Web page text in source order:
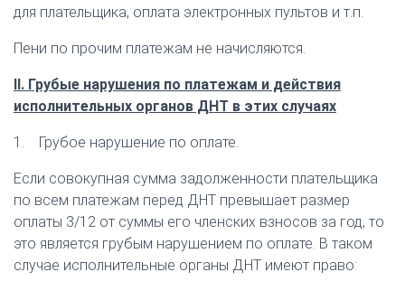
для плательщика, оплата электронных пультов и т.п.
Пени по прочим платежам не начисляются.
II. Грубые нарушения по платежам и действия
исполнительных органов ДНТ в этих случаях
1. Грубое нарушение по оплате.
Если совокупная сумма задолженности плательщика
по всем платежам перед ДНТ превышает размер
оплаты 3/12 от суммы его членских взносов за год, то
это является грубым нарушением по оплате. В таком
случае исполнительные органы ДНТ имеют право: